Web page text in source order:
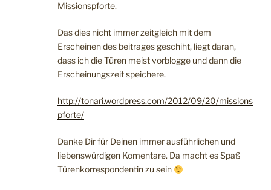
Missionspforte.
Das dies nicht immer zeitgleich mit dem
Erscheinen des beitrages geschiht, liegt daran,
dass ich die Türen meist vorblogge und dann die
Erscheinungszeit speichere.
http://tonari.wordpress.com/2012/09/20/missions
pforte/
Danke Dir für Deinen immer ausführlichen und
liebenswürdigen Komentare. Da macht es Spaß
Türenkorrespondentin zu sein